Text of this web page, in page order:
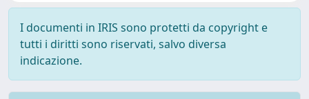
I documenti in IRIS sono protetti da copyright e
tutti i diritti sono riservati, salvo diversa
indicazione.